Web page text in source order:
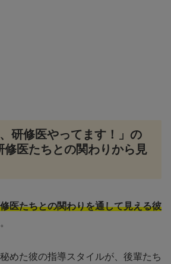
、研修医やってます！」の
修医たちとの関わりから見
医たちとの関わりを通して見える彼
めた彼の指導スタイルが、後輩たち